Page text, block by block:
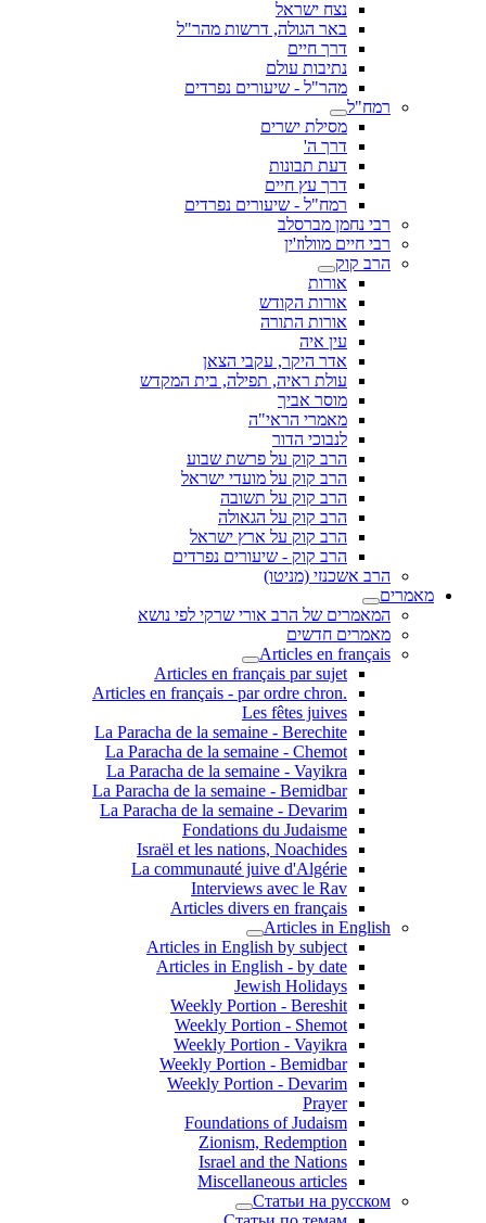
נצח ישראל
באר הגולה, דרשות מהר"ל
דרך חיים
נתיבות עולם
מהר"ל - שיעורים נפרדים
רמח"ל
מסילת ישרים
דרך ה'
דעת תבונות
דרך עץ חיים
רמח"ל - שיעורים נפרדים
רבי נחמן מברסלב
רבי חיים מוולוז'ין
הרב קוק
אורות
אורות הקודש
אורות התורה
עין איה
אדר היקר, עקבי הצאן
עולת ראיה, תפילה, בית המקדש
מוסר אביך
מאמרי הראי"ה
לנבוכי הדור
הרב קוק על פרשת שבוע
הרב קוק על מועדי ישראל
הרב קוק על תשובה
הרב קוק על הגאולה
הרב קוק על ארץ ישראל
הרב קוק - שיעורים נפרדים
הרב אשכנזי (מניטו)
מאמרים
המאמרים של הרב אורי שרקי לפי נושא
מאמרים חדשים
Articles en français
Articles en français par sujet
.Articles en français - par ordre chron
Les fêtes juives
La Paracha de la semaine - Berechite
La Paracha de la semaine - Chemot
La Paracha de la semaine - Vayikra
La Paracha de la semaine - Bemidbar
La Paracha de la semaine - Devarim
Fondations du Judaisme
Israël et les nations, Noachides
La communauté juive d'Algérie
Interviews avec le Rav
Articles divers en français
Articles in English
Articles in English by subject
Articles in English - by date
Jewish Holidays
Weekly Portion - Bereshit
Weekly Portion - Shemot
Weekly Portion - Vayikra
Weekly Portion - Bemidbar
Weekly Portion - Devarim
Prayer
Foundations of Judaism
Zionism, Redemption
Israel and the Nations
Miscellaneous articles
Статьи на русском